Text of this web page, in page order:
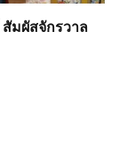
สัมผัสจักรวาล